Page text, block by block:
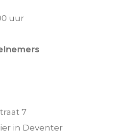
uur
7
in Deventer